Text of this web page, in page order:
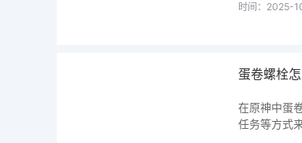
时间：2025-
蛋卷螺栓
在原神中蛋
任务等方式